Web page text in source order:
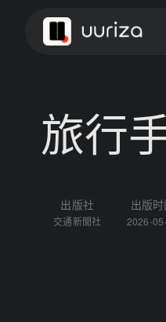
旅行
出版社
交通新聞社
出版时
2026-